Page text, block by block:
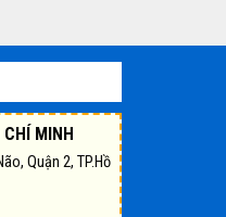
MINH
Quận 2, TP.Hồ